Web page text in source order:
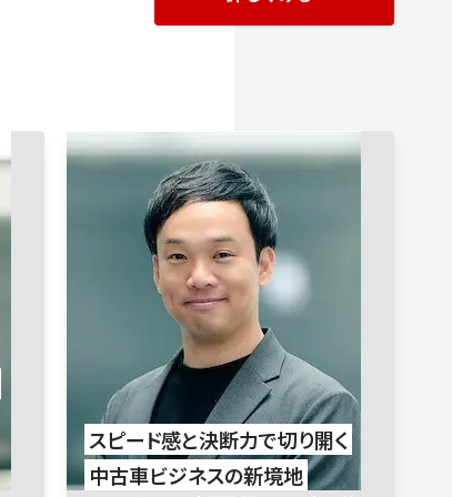
スピード感と​決断力で​切り開く
中古車ビジネスの​新境地